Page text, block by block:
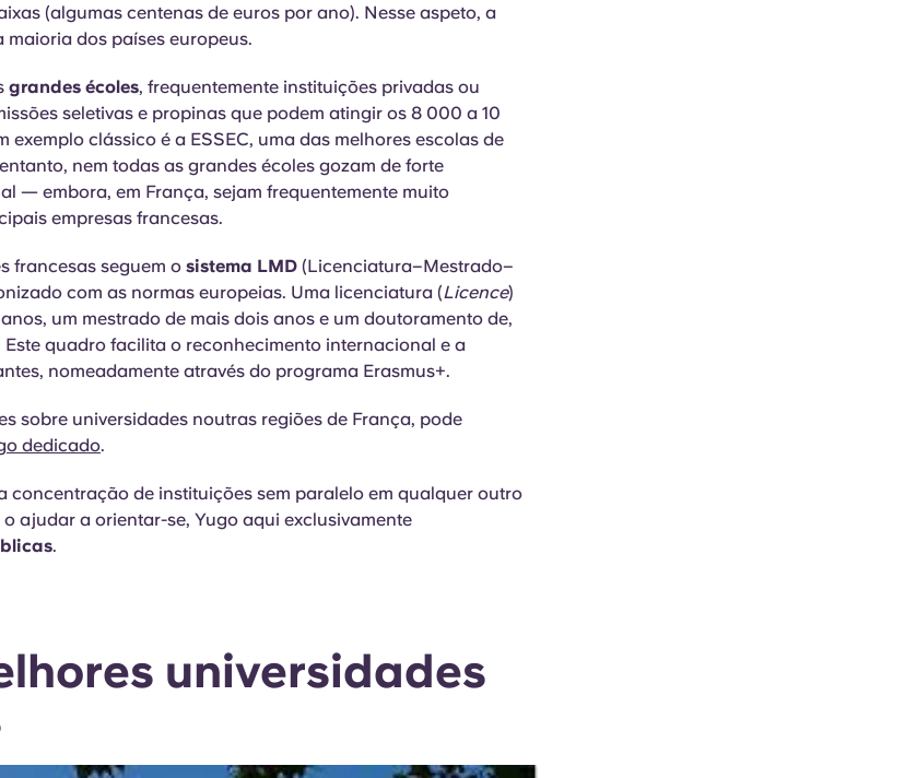
(algumas centenas de euros por ano). Nesse aspeto, a
maioria dos países europeus.
grandes écoles, frequentemente instituições privadas ou
seletivas e propinas que podem atingir os 8 000 a 10
exemplo clássico é a ESSEC, uma das melhores escolas de
nem todas as grandes écoles gozam de forte
— embora, em França, sejam frequentemente muito
empresas francesas.
francesas seguem o sistema LMD (Licenciatura–Mestrado–
com as normas europeias. Uma licenciatura (Licence)
um mestrado de mais dois anos e um doutoramento de,
Este quadro facilita o reconhecimento internacional e a
nomeadamente através do programa Erasmus+.
sobre universidades noutras regiões de França, pode
dedicado.
concentração de instituições sem paralelo em qualquer outro
ajudar a orientar-se, Yugo aqui exclusivamente
.
universidades